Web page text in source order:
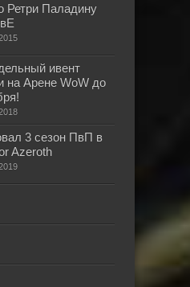
Ретри Паладину
ивент
на Арене WoW до
3 сезон ПвП в
Azeroth